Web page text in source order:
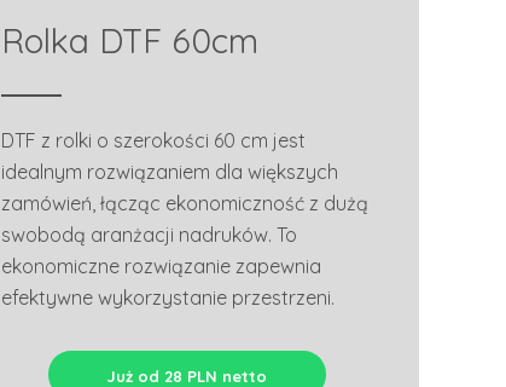
Rolka DTF 60cm
DTF z rolki o szerokości 60 cm jest
idealnym rozwiązaniem dla większych
zamówień, łącząc ekonomiczność z dużą
swobodą aranżacji nadruków. To
ekonomiczne rozwiązanie zapewnia
efektywne wykorzystanie przestrzeni.
Już od 28 PLN netto